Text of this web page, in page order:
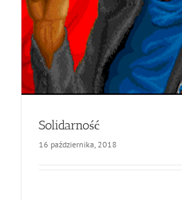
Solidarność
16 października, 2018